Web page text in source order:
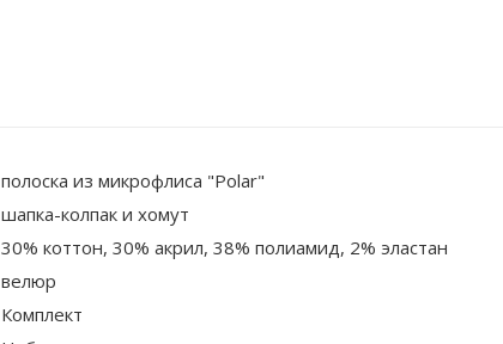
полоска из микрофлиса "Polar"
шапка-колпак и хомут
30% коттон, 30% акрил, 38% полиамид, 2% эластан
велюр
Комплект